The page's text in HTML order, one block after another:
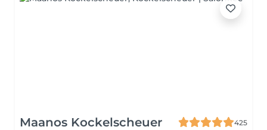
Maanos Kockelscheuer
425